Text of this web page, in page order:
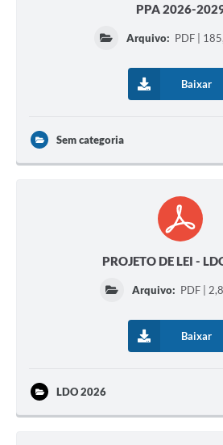
PPA 2026-
Arquivo: PDF |
Baixar
Sem categoria
PROJETO DE LEI -
Arquivo: PDF |
Baixar
LDO 2026